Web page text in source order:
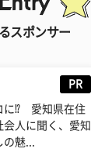
スポンサー
PR
に⁉ 愛知県在住
会人に聞く、愛知
魅...